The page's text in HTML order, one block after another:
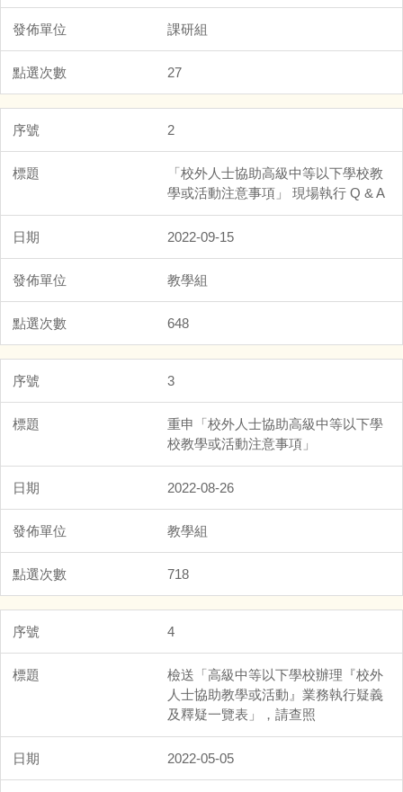
課研組
27
2
「校外人士協助高級中等以下學校教
學或活動注意事項」 現場執行 Q & A
2022-09-15
教學組
648
3
重申「校外人士協助高級中等以下學
校教學或活動注意事項」
2022-08-26
教學組
718
4
檢送「高級中等以下學校辦理『校外
人士協助教學或活動』業務執行疑義
及釋疑一覽表」，請查照
2022-05-05